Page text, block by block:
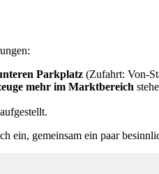
Parkplatz (Zufahrt: Von-
mehr im Marktbereich
ein, gemeinsam ein paar